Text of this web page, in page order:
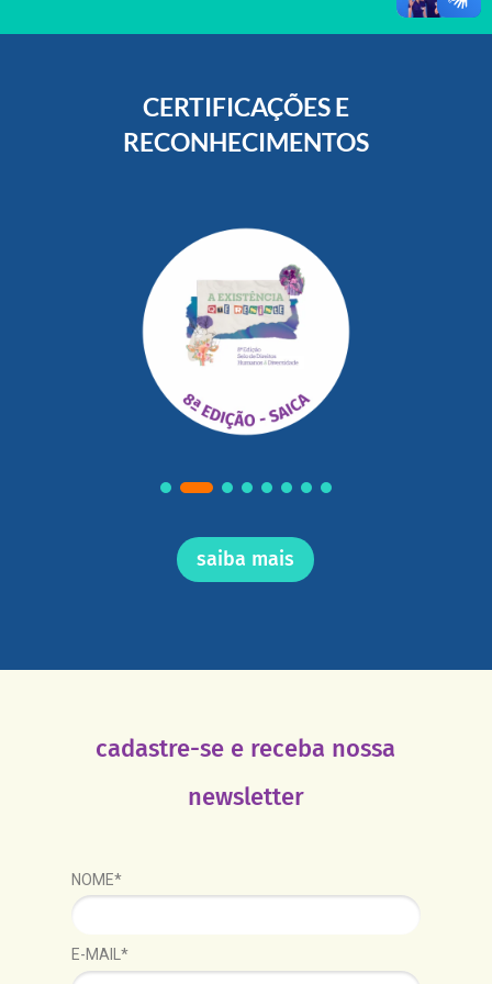
CERTIFICAÇÕES E
RECONHECIMENTOS
saiba mais
cadastre-se e receba nossa
newsletter
NOME*
E-MAIL*